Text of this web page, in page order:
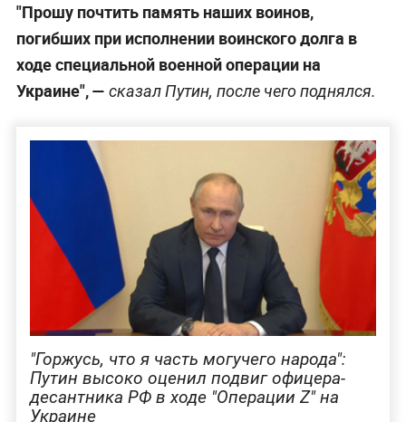
"Прошу почтить память наших воинов,
погибших при исполнении воинского долга в
ходе специальной военной операции на
Украине", — сказал Путин, после чего поднялся.
"Горжусь, что я часть могучего народа":
Путин высоко оценил подвиг офицера-
десантника РФ в ходе "Операции Z" на
Украине